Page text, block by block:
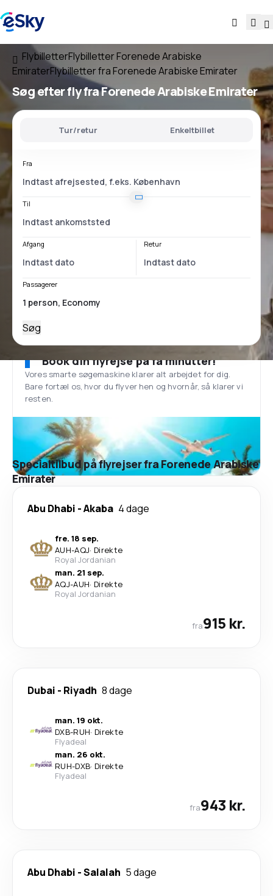
FlybilletterFlybilletter Forenede Arabiske
EmiraterFlybilletter fra Forenede Arabiske Emirater
Søg efter flyfra Forenede Arabiske Emirater
Tur/retur Enkeltbillet
Fra
Til
Afgang Retur
Passagerer
Søg
Book din flyrejse på få minutter!
Vores smarte søgemaskine klarer alt arbejdet for dig.
Bare fortæl os, hvor du flyver hen og hvornår, så klarer vi
resten.
Specialtilbud på flyrejser fra Forenede Arabiske
Emirater
Abu Dhabi -Akaba 4 dage
fre. 18 sep.
AUH-AQJ· Direkte
Royal Jordanian
man. 21 sep.
AQJ-AUH· Direkte
Royal Jordanian
fra915 kr.
Dubai - Riyadh 8 dage
man. 19 okt.
DXB-RUH· Direkte
Flyadeal
man. 26 okt.
RUH-DXB· Direkte
Flyadeal
fra943 kr.
Abu Dhabi -Salalah 5 dage